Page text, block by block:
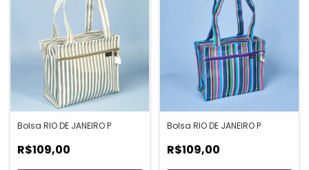
Bolsa RIO DE JANEIRO P
R$109,00
Bolsa RIO DE JANEIRO P
R$109,00